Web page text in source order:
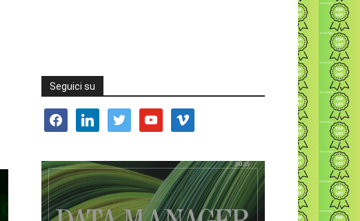
Seguici su
facebooklinkedin twitter youtube vimeo